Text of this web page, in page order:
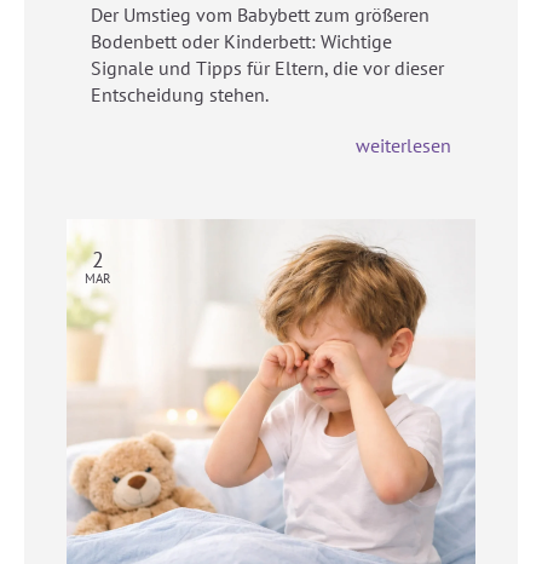
Der Umstieg vom Babybett zum größeren
Bodenbett oder Kinderbett: Wichtige
Signale und Tipps für Eltern, die vor dieser
Entscheidung stehen.
weiterlesen
2
MAR